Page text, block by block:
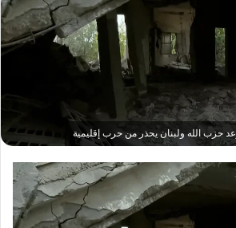
حزب الله ولبنان يحذر من حرب إقليمية